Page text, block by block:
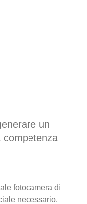
un
competenza
fotocamera di
necessario.